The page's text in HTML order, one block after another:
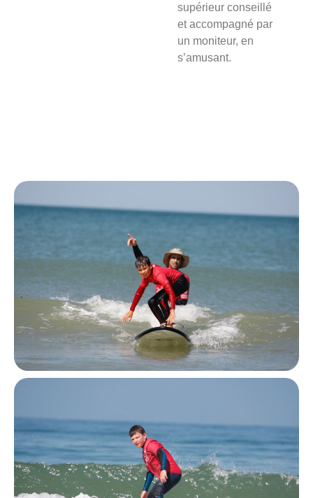
supérieur conseillé
et accompagné par
un moniteur, en
s’amusant.